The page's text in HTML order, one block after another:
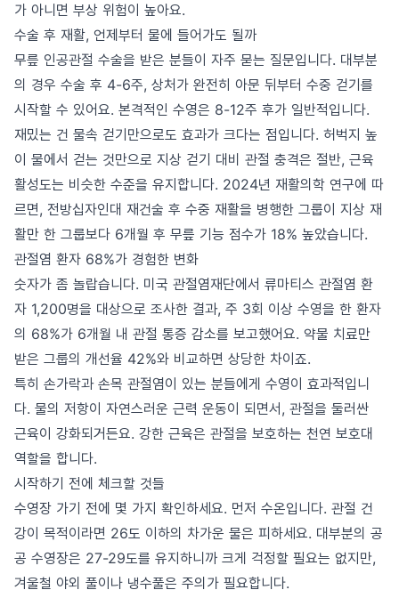
가 아니면 부상 위험이 높아요.
수술 후 재활, 언제부터 물에 들어가도 될까
무릎 인공관절 수술을 받은 분들이 자주 묻는 질문입니다. 대부분
의 경우 수술 후 4-6주, 상처가 완전히 아문 뒤부터 수중 걷기를
시작할 수 있어요. 본격적인 수영은 8-12주 후가 일반적입니다.
재밌는 건 물속 걷기만으로도 효과가 크다는 점입니다. 허벅지 높
이 물에서 걷는 것만으로 지상 걷기 대비 관절 충격은 절반, 근육
활성도는 비슷한 수준을 유지합니다. 2024년 재활의학 연구에 따
르면, 전방십자인대 재건술 후 수중 재활을 병행한 그룹이 지상 재
활만 한 그룹보다 6개월 후 무릎 기능 점수가 18% 높았습니다.
관절염 환자 68%가 경험한 변화
숫자가 좀 놀랍습니다. 미국 관절염재단에서 류마티스 관절염 환
자 1,200명을 대상으로 조사한 결과, 주 3회 이상 수영을 한 환자
의 68%가 6개월 내 관절 통증 감소를 보고했어요. 약물 치료만
받은 그룹의 개선율 42%와 비교하면 상당한 차이죠.
특히 손가락과 손목 관절염이 있는 분들에게 수영이 효과적입니
다. 물의 저항이 자연스러운 근력 운동이 되면서, 관절을 둘러싼
근육이 강화되거든요. 강한 근육은 관절을 보호하는 천연 보호대
역할을 합니다.
시작하기 전에 체크할 것들
수영장 가기 전에 몇 가지 확인하세요. 먼저 수온입니다. 관절 건
강이 목적이라면 26도 이하의 차가운 물은 피하세요. 대부분의 공
공 수영장은 27-29도를 유지하니까 크게 걱정할 필요는 없지만,
겨울철 야외 풀이나 냉수풀은 주의가 필요합니다.